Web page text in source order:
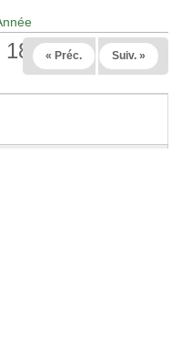
actif)
18 2026
« Préc. Suiv. »